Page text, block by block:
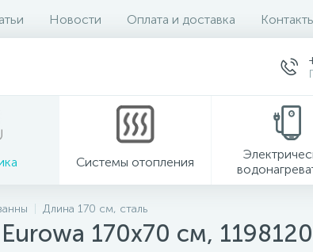
Новости Оплата и доставка
Системы отопления
Длина 170 см, сталь
170х70 см,